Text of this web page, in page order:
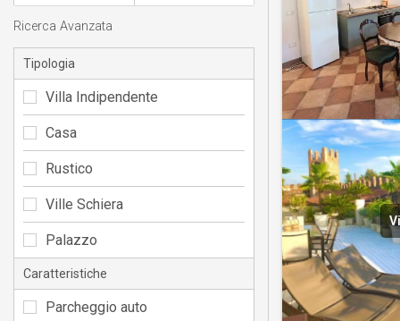
Ricerca Avanzata
Tipologia
Villa Indipendente
Casa
Rustico
Ville Schiera
Palazzo
Caratteristiche
Parcheggio auto